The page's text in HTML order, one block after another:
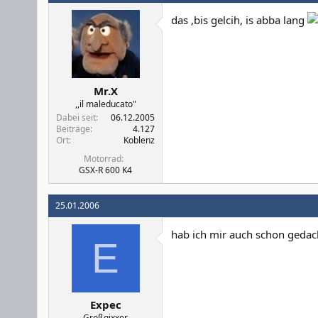
Mr.X
,,il maleducato"
Dabei seit
06.12.2005
Beiträge
4.127
Ort
Koblenz
Motorrad
GSX-R 600 K4
das ,bis gelcih, is abba lang
25.01.2006
E
Expec
hab ich mir auch schon